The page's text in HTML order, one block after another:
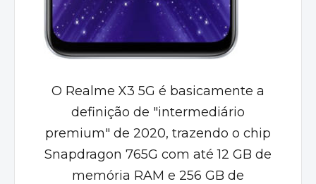
O Realme X3 5G é basicamente a
definição de "intermediário
premium" de 2020, trazendo o chip
Snapdragon 765G com até 12 GB de
memória RAM e 256 GB de